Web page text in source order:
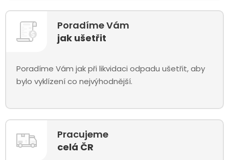
Poradíme Vám
jak ušetřit
Poradíme Vám jak při likvidaci odpadu ušetřit, aby
bylo vyklízení co nejvýhodnější.
Pracujeme
celá ČR